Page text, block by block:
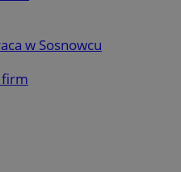
w Sosnowcu
firm